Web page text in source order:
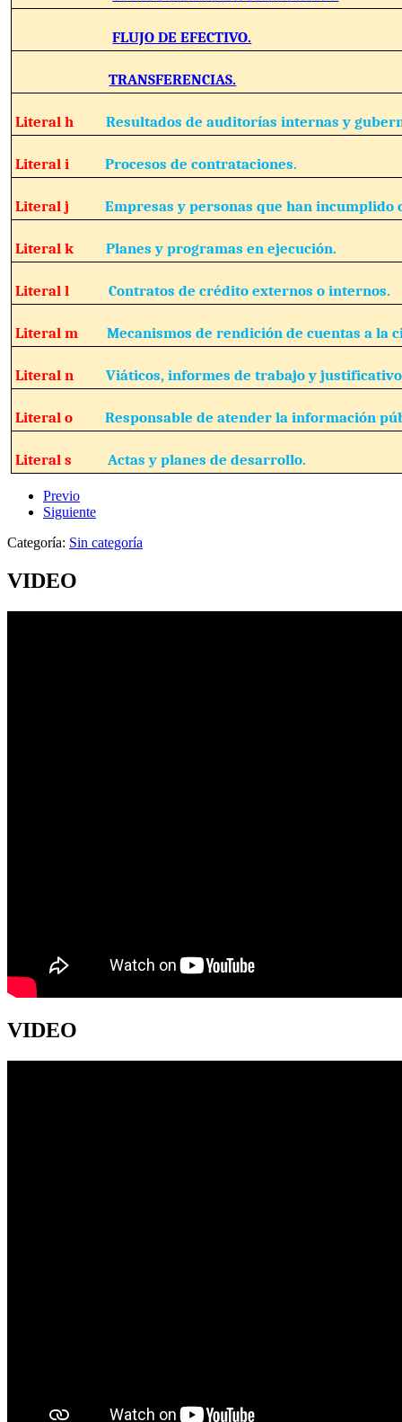
FLUJO DE EFECTIVO.
TRANSFERENCIAS.
Literal hResultados de auditorías internas y
Literal iProcesos de contrataciones.
Literal jEmpresas y personas que han incumplido
Literal kPlanes y programas en ejecución.
Literal lContratos de crédito externos o internos.
Literal mMecanismos de rendición de cuentas a la
Literal nViáticos, informes de trabajo y
Literal oResponsable de atender la información
Literal s Actas y planes de desarrollo.
Previo
Siguiente
Categoría: Sin categoría
VIDEO
VIDEO